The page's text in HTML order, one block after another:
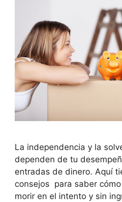
La independencia y la
dependen de tu
entradas de dinero. Aquí
consejos para saber
morir en el intento y sin